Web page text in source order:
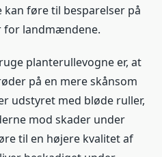
føre til besparelser på
landmændene.
planterullevogne er, at
på en mere skånsom
udstyret med bløde ruller,
mod skader under
til en højere kvalitet af